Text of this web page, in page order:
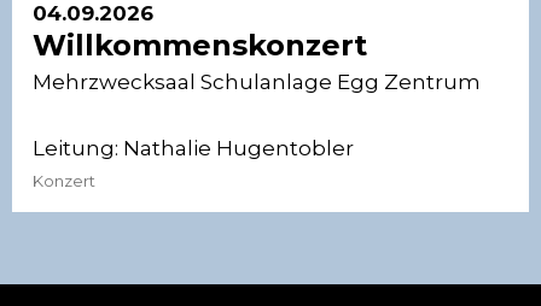
04.09.2026
Willkommenskonzert
Mehrzwecksaal Schulanlage Egg Zentrum
Leitung: Nathalie Hugentobler
Konzert